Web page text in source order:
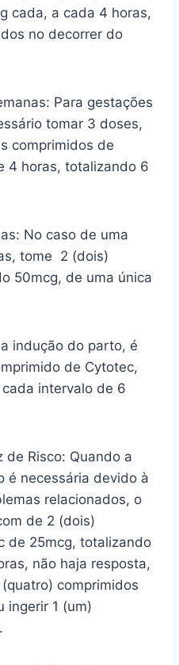
cada, a cada 4 horas,
no decorrer do
Para gestações
tomar 3 doses,
comprimidos de
4 horas, totalizando 6
No caso de uma
tome 2 (dois)
50mcg, de uma única
indução do parto, é
de Cytotec,
intervalo de 6
de Risco: Quando a
é necessária devido à
relacionados, o
de 2 (dois)
de 25mcg, totalizando
não haja resposta,
comprimidos
ingerir 1 (um)